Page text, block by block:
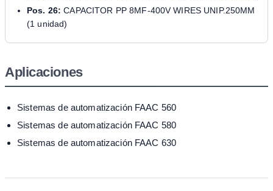
Pos. 26: CAPACITOR PP 8MF-400V WIRES UNIP.250MM
(1 unidad)
Aplicaciones
Sistemas de automatización FAAC 560
Sistemas de automatización FAAC 580
Sistemas de automatización FAAC 630